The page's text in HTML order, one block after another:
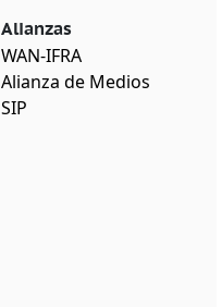
Alianzas
WAN-IFRA
Alianza de Medios
SIP